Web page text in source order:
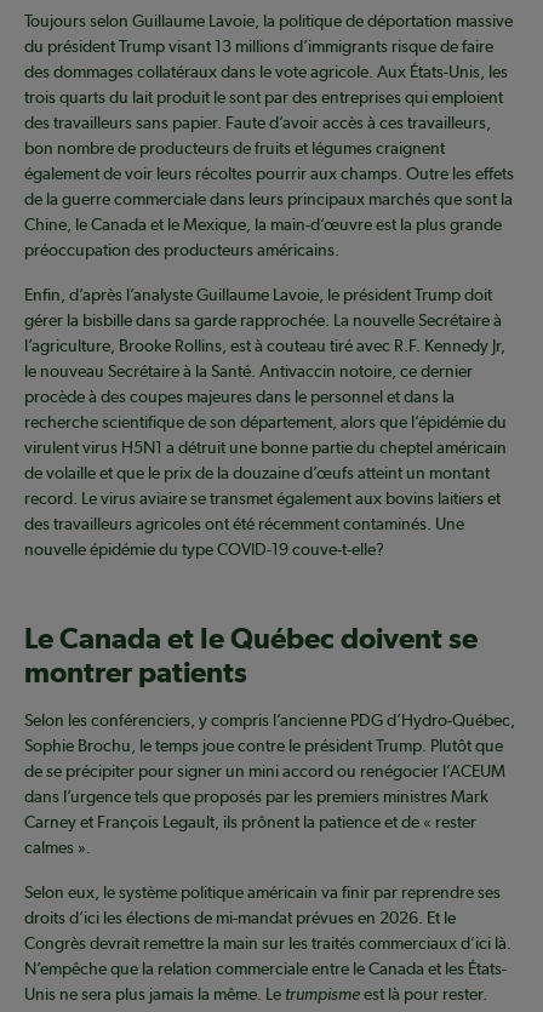
Toujours selon Guillaume Lavoie, la politique de déportation massive
du président Trump visant 13 millions d’immigrants risque de faire
des dommages collatéraux dans le vote agricole. Aux États-Unis, les
trois quarts du lait produit le sont par des entreprises qui emploient
des travailleurs sans papier. Faute d’avoir accès à ces travailleurs,
bon nombre de producteurs de fruits et légumes craignent
également de voir leurs récoltes pourrir aux champs. Outre les effets
de la guerre commerciale dans leurs principaux marchés que sont la
Chine, le Canada et le Mexique, la main-d’œuvre est la plus grande
préoccupation des producteurs américains.
Enfin, d’après l’analyste Guillaume Lavoie, le président Trump doit
gérer la bisbille dans sa garde rapprochée. La nouvelle Secrétaire à
l’agriculture, Brooke Rollins, est à couteau tiré avec R.F. Kennedy Jr,
le nouveau Secrétaire à la Santé. Antivaccin notoire, ce dernier
procède à des coupes majeures dans le personnel et dans la
recherche scientifique de son département, alors que l’épidémie du
virulent virus H5N1 a détruit une bonne partie du cheptel américain
de volaille et que le prix de la douzaine d’œufs atteint un montant
record. Le virus aviaire se transmet également aux bovins laitiers et
des travailleurs agricoles ont été récemment contaminés. Une
nouvelle épidémie du type COVID-19 couve-t-elle?
Le Canada et le Québec doivent se
montrer patients
Selon les conférenciers, y compris l’ancienne PDG d’Hydro-Québec,
Sophie Brochu, le temps joue contre le président Trump. Plutôt que
de se précipiter pour signer un mini accord ou renégocier l’ACEUM
dans l’urgence tels que proposés par les premiers ministres Mark
Carney et François Legault, ils prônent la patience et de « rester
calmes ».
Selon eux, le système politique américain va finir par reprendre ses
droits d’ici les élections de mi-mandat prévues en 2026. Et le
Congrès devrait remettre la main sur les traités commerciaux d’ici là.
N’empêche que la relation commerciale entre le Canada et les États-
Unis ne sera plus jamais la même. Le trumpismeest là pour rester.